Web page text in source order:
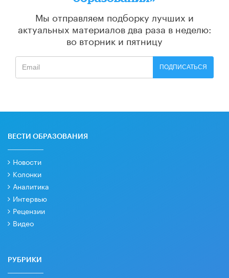
Мы отправляем подборку лучших и
актуальных материалов два раза в неделю:
во вторник и пятницу
ПОДПИСАТЬСЯ
ВЕСТИ ОБРАЗОВАНИЯ
Новости
Колонки
Аналитика
Интервью
Рецензии
Видео
РУБРИКИ